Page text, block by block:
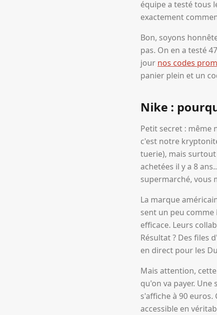
équipe a testé tous
exactement
Bon, soyons
pas. On en a testé
jour nos codes
panier plein et un
Nike :
Petit secret : même
c'est notre
tuerie), mais surtout
achetées il y a 8
supermarché, vous
La marque
sent un peu comme
efficace. Leurs
Résultat ? Des files
en direct pour les
Mais attention,
qu'on va payer.
s'affiche à 90 euros.
accessible en